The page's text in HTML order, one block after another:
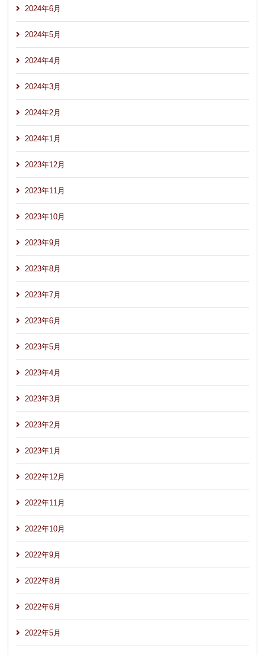
2024年6月
2024年5月
2024年4月
2024年3月
2024年2月
2024年1月
2023年12月
2023年11月
2023年10月
2023年9月
2023年8月
2023年7月
2023年6月
2023年5月
2023年4月
2023年3月
2023年2月
2023年1月
2022年12月
2022年11月
2022年10月
2022年9月
2022年8月
2022年6月
2022年5月